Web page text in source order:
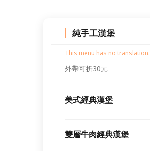
純手工漢堡
This menu has no translation.
外帶可折30元
美式經典漢堡
雙層牛肉經典漢堡